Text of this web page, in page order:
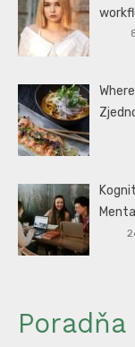
Poradňa